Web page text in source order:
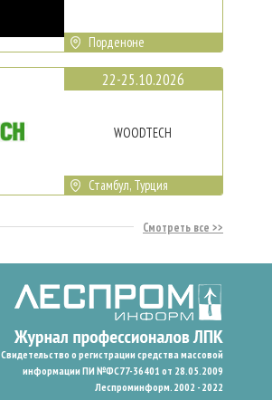
Порденоне
22-25.10.2026
WOODTECH
Стамбул, Турция
Смотреть все
Свидетельство о регистрации средства массовой
информации ПИ №ФС77-36401 от 28.05.2009
Леспроминформ. 2002 - 2022